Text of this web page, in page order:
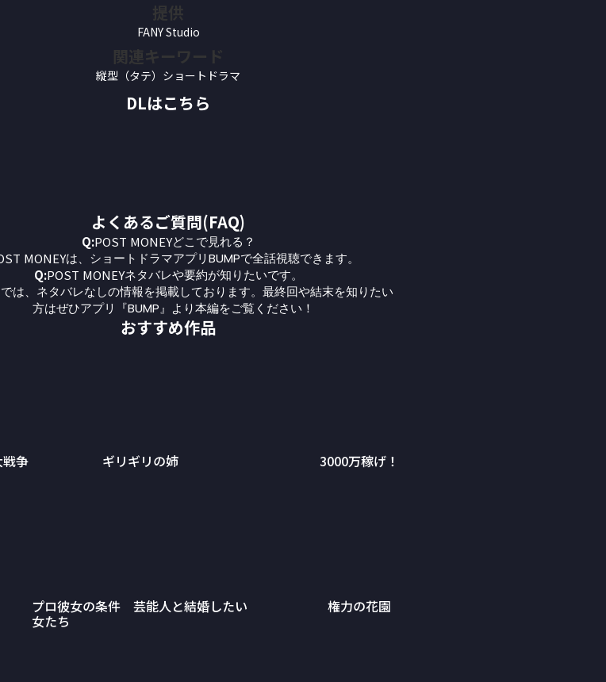
提供
FANY Studio
関連キーワード
縦型（タテ）ショートドラマ
DLはこちら
よくあるご質問(FAQ)
Q:POST MONEYどこで見れる？
MONEYは、ショートドラマアプリBUMPで全話視聴できます。
Q:POST MONEYネタバレや要約が知りたいです。
は、ネタバレなしの情報を掲載しております。最終回や結末を知りたい
方はぜひアプリ『BUMP』より本編をご覧ください！
おすすめ作品
争 ギリギリの姉 3000万稼げ！
プロ彼女の条件 芸能人と結婚したい
女たち
権力の花園